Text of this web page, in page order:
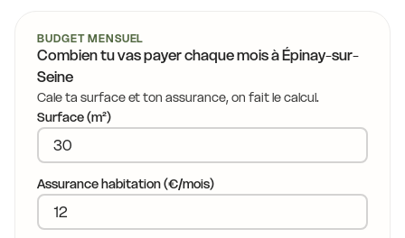
BUDGET MENSUEL
Combien tu vas payer chaque mois àÉpinay-sur-
Seine
Cale ta surface et ton assurance, on fait le calcul.
Surface (m²)
Assurance habitation (€/mois)